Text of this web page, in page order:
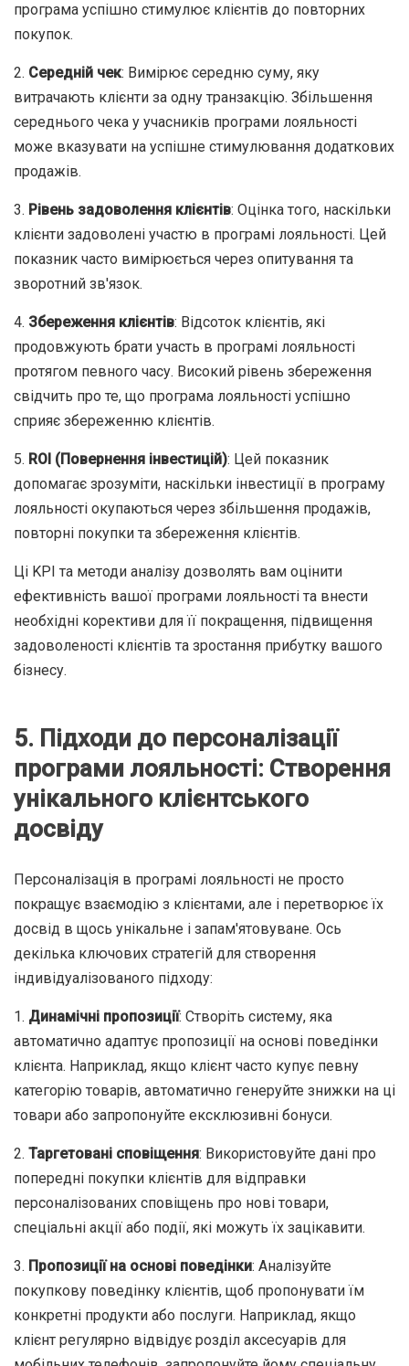
програма успішно стимулює клієнтів до повторних
покупок.
2. Середній чек: Вимірює середню суму, яку
витрачають клієнти за одну транзакцію. Збільшення
середнього чека у учасників програми лояльності
може вказувати на успішне стимулювання додаткових
продажів.
3. Рівень задоволення клієнтів: Оцінка того, наскільки
клієнти задоволені участю в програмі лояльності. Цей
показник часто вимірюється через опитування та
зворотний зв'язок.
4. Збереження клієнтів: Відсоток клієнтів, які
продовжують брати участь в програмі лояльності
протягом певного часу. Високий рівень збереження
свідчить про те, що програма лояльності успішно
сприяє збереженню клієнтів.
5. ROI (Повернення інвестицій): Цей показник
допомагає зрозуміти, наскільки інвестиції в програму
лояльності окупаються через збільшення продажів,
повторні покупки та збереження клієнтів.
Ці KPI та методи аналізу дозволять вам оцінити
ефективність вашої програми лояльності та внести
необхідні корективи для її покращення, підвищення
задоволеності клієнтів та зростання прибутку вашого
бізнесу.
5. Підходи до персоналізації
програми лояльності: Створення
унікального клієнтського
досвіду
Персоналізація в програмі лояльності не просто
покращує взаємодію з клієнтами, але і перетворює їх
досвід в щось унікальне і запам'ятовуване. Ось
декілька ключових стратегій для створення
індивідуалізованого підходу:
1. Динамічні пропозиції: Створіть систему, яка
автоматично адаптує пропозиції на основі поведінки
клієнта. Наприклад, якщо клієнт часто купує певну
категорію товарів, автоматично генеруйте знижки на ці
товари або запропонуйте ексклюзивні бонуси.
2. Таргетовані сповіщення: Використовуйте дані про
попередні покупки клієнтів для відправки
персоналізованих сповіщень про нові товари,
спеціальні акції або події, які можуть їх зацікавити.
3. Пропозиції на основі поведінки: Аналізуйте
покупкову поведінку клієнтів, щоб пропонувати їм
конкретні продукти або послуги. Наприклад, якщо
клієнт регулярно відвідує розділ аксесуарів для